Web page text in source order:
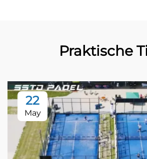
Praktische
22
May